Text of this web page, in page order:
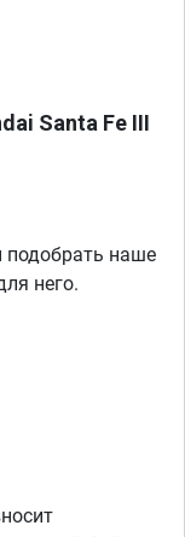
Santa Fe III
наше
него.